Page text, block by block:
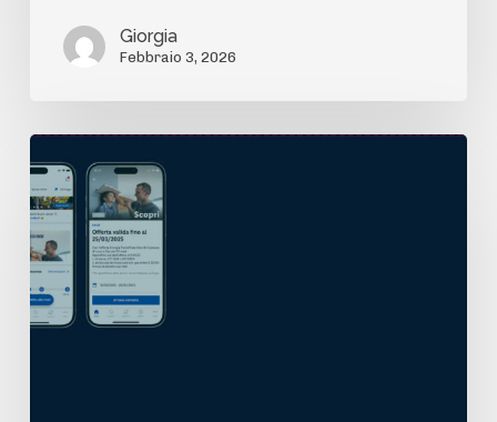
Giorgia
Febbraio 3, 2026